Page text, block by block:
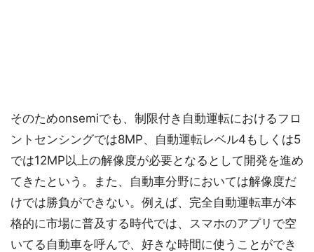
そのためonsemiでも、制限付き自動運転におけるフロ
ントセンシングでは8MP、自動運転レベル4もしくは5
では12MP以上の解像度が必要となるとして開発を進め
てきたという。また、自動車分野においては解像度だ
けでは勝負ができない。例えば、完全自動運転車が本
格的に市場に普及する時代では、スマホのアプリで空
いてる自動車を呼んで、好きな時間に使うことができ